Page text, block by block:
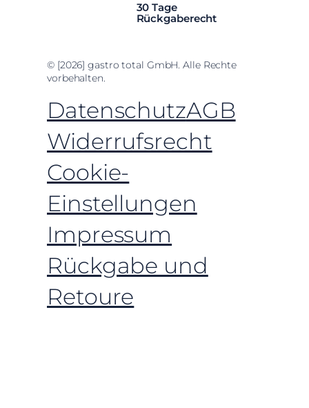
30 Tage
Rückgaberecht
© [2026] gastro total GmbH. Alle Rechte
vorbehalten.
DatenschutzAGB
Widerrufsrecht
Cookie-
Einstellungen
Impressum
Rückgabe und
Retoure